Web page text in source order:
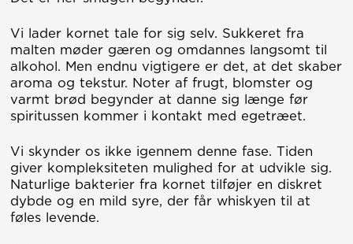
Vi lader kornet tale for sig selv. Sukkeret fra
malten møder gæren og omdannes langsomt til
alkohol. Men endnu vigtigere er det, at det skaber
aroma og tekstur. Noter af frugt, blomster og
varmt brød begynder at danne sig længe før
spiritussen kommer i kontakt med egetræet.
Vi skynder os ikke igennem denne fase. Tiden
giver kompleksiteten mulighed for at udvikle sig.
Naturlige bakterier fra kornet tilføjer en diskret
dybde og en mild syre, der får whiskyen til at
føles levende.